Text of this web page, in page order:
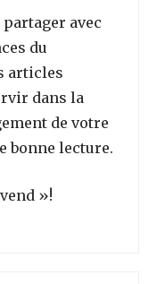
partager avec
du
articles
dans la
de votre
bonne lecture.
»!